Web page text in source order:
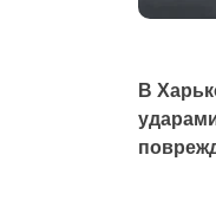
В